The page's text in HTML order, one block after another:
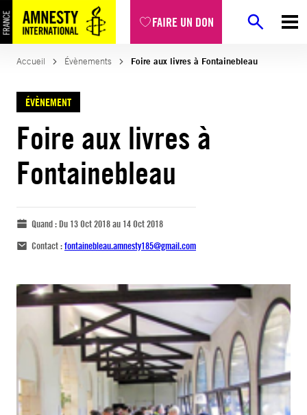
FAIRE UN DON
Accueil Évènements Foire aux livres à Fontainebleau
ÉVÈNEMENT
Foire aux livres à
Fontainebleau
Quand :Du 13 Oct 2018 au 14 Oct 2018
Contact :fontainebleau.amnesty185@gmail.com